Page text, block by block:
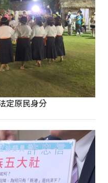
定原民身分